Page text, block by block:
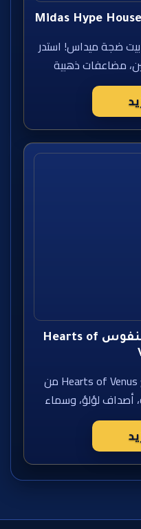
ضجة ميداس! استدر
مضاعفات ذهبية
مراجعة لعبة سهل النفوس Hearts of
اخطو إلى جنة أسطورية مع Hearts of Venus من